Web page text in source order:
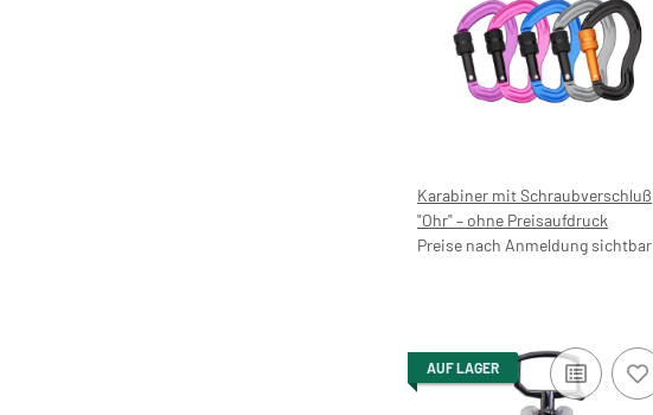
Karabiner mit Schraubverschluß
"Ohr" – ohne Preisaufdruck
Preise nach Anmeldung sichtbar
AUF LAGER